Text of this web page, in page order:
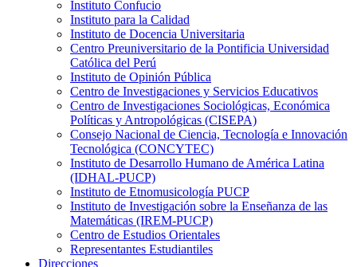
Instituto Confucio
Instituto para la Calidad
Instituto de Docencia Universitaria
Centro Preuniversitario de la Pontificia Universidad
Católica del Perú
Instituto de Opinión Pública
Centro de Investigaciones y Servicios Educativos
Centro de Investigaciones Sociológicas, Económica
Políticas y Antropológicas (CISEPA)
Consejo Nacional de Ciencia, Tecnología e Innovación
Tecnológica (CONCYTEC)
Instituto de Desarrollo Humano de América Latina
(IDHAL-PUCP)
Instituto de Etnomusicología PUCP
Instituto de Investigación sobre la Enseñanza de las
Matemáticas (IREM-PUCP)
Centro de Estudios Orientales
Representantes Estudiantiles
Direcciones